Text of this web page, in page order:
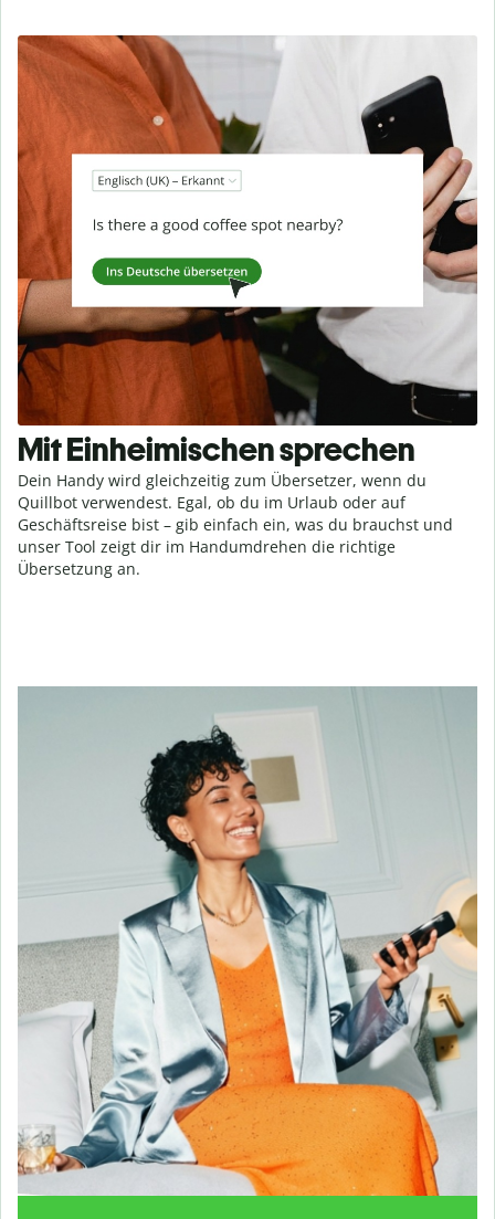
Mit Einheimischen sprechen
Dein Handy wird gleichzeitig zum Übersetzer, wenn du
Quillbot verwendest. Egal, ob du im Urlaub oder auf
Geschäftsreise bist – gib einfach ein, was du brauchst und
unser Tool zeigt dir im Handumdrehen die richtige
Übersetzung an.